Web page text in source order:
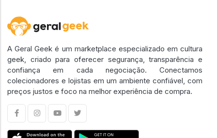
A Geral Geek é um marketplace especializado em cultura
geek, criado para oferecer segurança, transparência e
confiança em cada negociação. Conectamos
colecionadores e lojistas em um ambiente confiável, com
preços justos e foco na melhor experiência de compra.